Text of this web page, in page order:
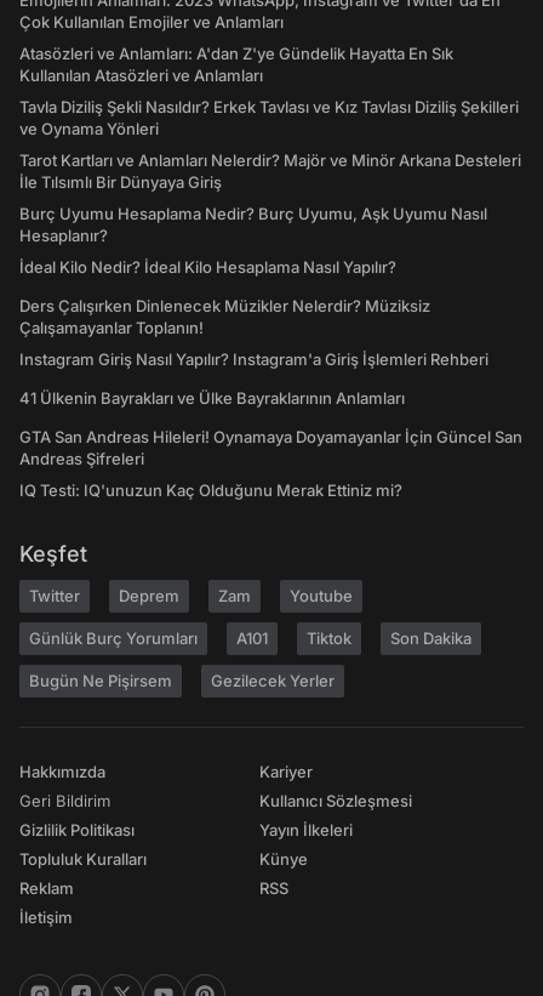
Çok Kullanılan Emojiler ve Anlamları
Atasözleri ve Anlamları: A'dan Z'ye Gündelik Hayatta En Sık
Kullanılan Atasözleri ve Anlamları
Tavla Diziliş Şekli Nasıldır? Erkek Tavlası ve Kız Tavlası Diziliş Şekilleri
ve Oynama Yönleri
Tarot Kartları ve Anlamları Nelerdir? Majör ve Minör Arkana Desteleri
İle Tılsımlı Bir Dünyaya Giriş
Burç Uyumu Hesaplama Nedir? Burç Uyumu, Aşk Uyumu Nasıl
Hesaplanır?
İdeal Kilo Nedir? İdeal Kilo Hesaplama Nasıl Yapılır?
Ders Çalışırken Dinlenecek Müzikler Nelerdir? Müziksiz
Çalışamayanlar Toplanın!
Instagram Giriş Nasıl Yapılır? Instagram'a Giriş İşlemleri Rehberi
41 Ülkenin Bayrakları ve Ülke Bayraklarının Anlamları
GTA San Andreas Hileleri! Oynamaya Doyamayanlar İçin Güncel San
Andreas Şifreleri
IQ Testi: IQ'unuzun Kaç Olduğunu Merak Ettiniz mi?
Keşfet
Twitter Deprem Zam Youtube
Günlük Burç Yorumları A101 Tiktok Son Dakika
Bugün Ne Pişirsem Gezilecek Yerler
Hakkımızda
Geri Bildirim
Gizlilik Politikası
Topluluk Kuralları
Reklam
İletişim
Kariyer
Kullanıcı Sözleşmesi
Yayın İlkeleri
Künye
RSS